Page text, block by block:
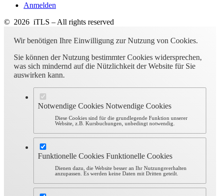
Anmelden
© 2026 iTLS – All rights reserved
Wir benötigen Ihre Einwilligung zur Nutzung von Cookies.
Sie können der Nutzung bestimmter Cookies widersprechen,
was sich mindernd auf die Nützlichkeit der Website für Sie
auswirken kann.
Notwendige Cookies Notwendige Cookies
Diese Cookies sind für die grundlegende Funktion unserer
Website, z.B. Kursbuchungen, unbedingt notwendig.
Funktionelle Cookies Funktionelle Cookies
Dienen dazu, die Website besser an Ihr Nutzungsverhalten
anzupassen. Es werden keine Daten mit Dritten geteilt.